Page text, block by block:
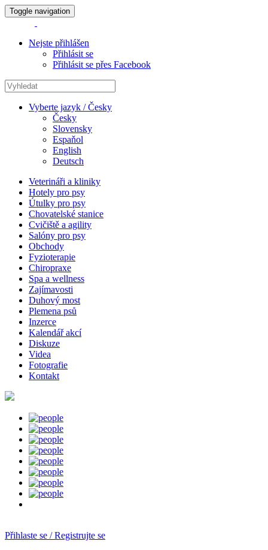
Toggle navigation
Nejste přihlášen
Přihlásit se
Přihlásit se přes Facebook
Vyberte jazyk / Česky
Česky
Slovensky
Espaňol
English
Deutsch
Veterináři a kliniky
Hotely pro psy
Útulky pro psy
Chovatelské stanice
Cvičiště a agility
Salóny pro psy
Obchody
Fyzioterapie
Chiropraxe
Spa a wellness
Zajímavosti
Duhový most
Plemena psů
Inzerce
Kalendář akcí
Diskuze
Videa
Fotografie
Kontakt
Přihlaste se / Registrujte se